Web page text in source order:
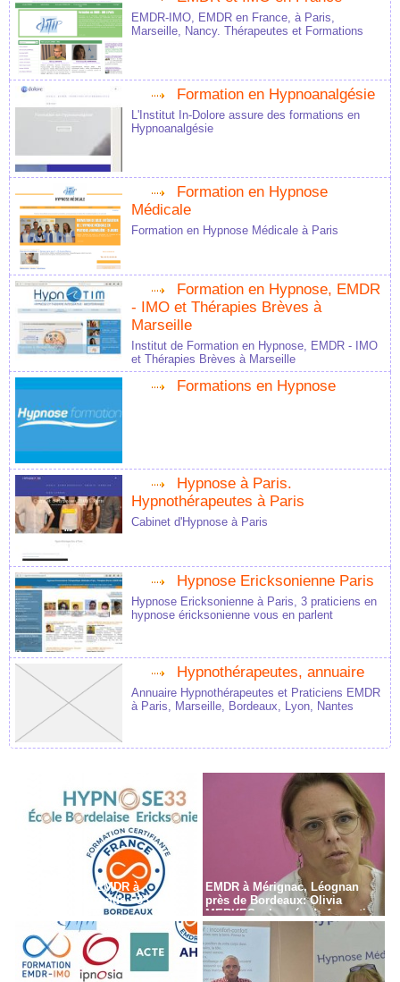
EMDR-IMO, EMDR en France, à Paris,
Marseille, Nancy. Thérapeutes et Formations
Formation en Hypnoanalgésie
L'Institut In-Dolore assure des formations en
Hypnoanalgésie
Formation en Hypnose
Médicale
Formation en Hypnose Médicale à Paris
Formation en Hypnose, EMDR
- IMO et Thérapies Brèves à
Marseille
Institut de Formation en Hypnose, EMDR - IMO
et Thérapies Brèves à Marseille
Formations en Hypnose
Hypnose à Paris.
Hypnothérapeutes à Paris
Cabinet d'Hypnose à Paris
Hypnose Ericksonienne Paris
Hypnose Ericksonienne à Paris, 3 praticiens en
hypnose éricksonienne vous en parlent
Hypnothérapeutes, annuaire
Annuaire Hypnothérapeutes et Praticiens EMDR
à Paris, Marseille, Bordeaux, Lyon, Nantes
Formation en EMDR à
Bordeaux - Gironde - 33
EMDR à Mérignac, Léognan
près de Bordeaux: Olivia
MERKES, chargée de formation